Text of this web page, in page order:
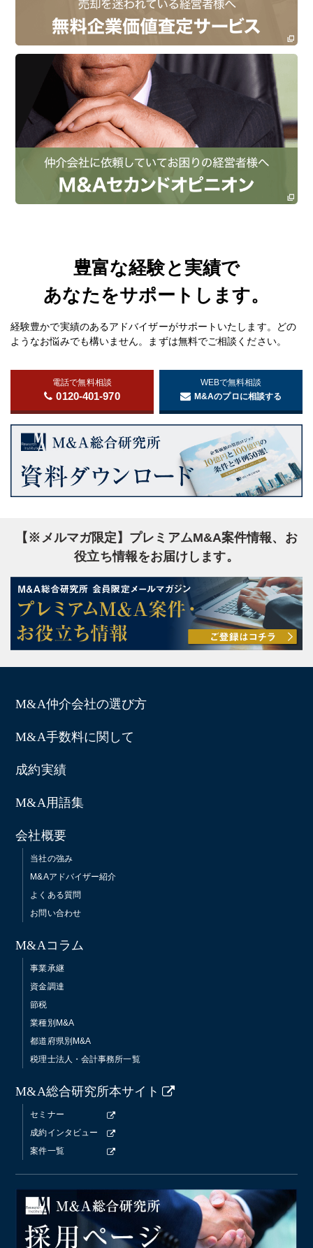
豊富な経験と実績で
あなたをサポートします。
経験豊かで実績のあるアドバイザーがサポートいたします。どの
ようなお悩みでも構いません。まずは無料でご相談ください。
電話で無料相談
0120-401-970
WEBで無料相談
M&Aのプロに相談する
【※メルマガ限定】プレミアムM&A案件情報、お
役立ち情報をお届けします。
M&A仲介会社の選び方
M&A手数料に関して
成約実績
M&A用語集
会社概要
当社の強み
M&Aアドバイザー紹介
よくある質問
お問い合わせ
M&Aコラム
事業承継
資金調達
節税
業種別M&A
都道府県別M&A
税理士法人・会計事務所一覧
M&A総合研究所本サイト
セミナー
成約インタビュー
案件一覧